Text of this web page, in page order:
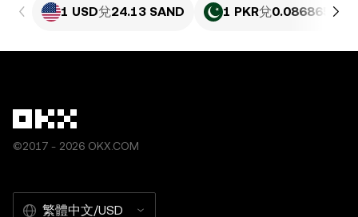
1 USD兌24.13 SAND 1 PKR兌0.086865
©2017 - 2026 OKX.COM
繁體中文/USD